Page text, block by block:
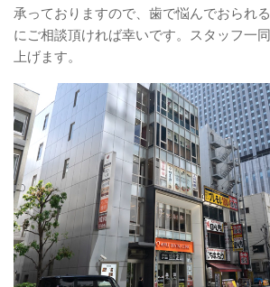
承っておりますので、歯で悩んでおられ
にご相談頂ければ幸いです。スタッフ一
上げます。